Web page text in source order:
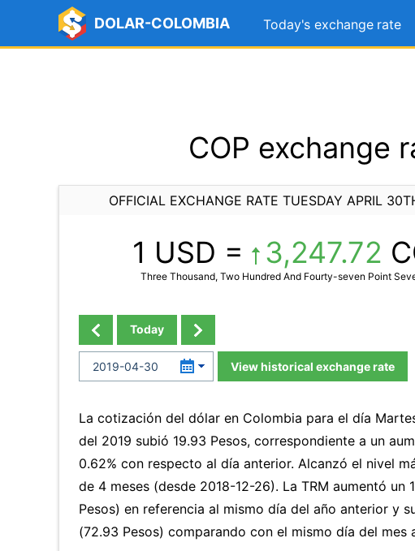
DOLAR-COLOMBIA Today's exchange rate
COP exchange
OFFICIAL EXCHANGE RATE TUESDAY APRIL
1 USD = 3,247.72
Three Thousand, Two Hundred And Fourty-seven Point
Today
View historical exchange rate
La cotización del dólar en Colombia para el día
del 2019 subió 19.93 Pesos, correspondiente a un
0.62% con respecto al día anterior. Alcanzó el nivel
de 4 meses (desde 2018-12-26). La TRM aumentó un
Pesos) en referencia al mismo día del año anterior y
(72.93 Pesos) comparando con el mismo día del mes